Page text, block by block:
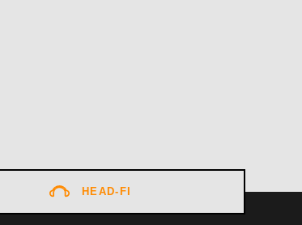
HEAD-FI